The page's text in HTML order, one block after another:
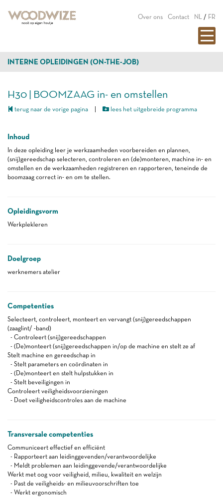
Over ons Contact NL / FR
INTERNE OPLEIDINGEN (ON-THE-JOB)
H30 | BOOMZAAG in- en omstellen
terug naar de vorige pagina lees het uitgebreide programma
Inhoud
In deze opleiding leer je werkzaamheden voorbereiden en plannen,
(snij)gereedschap selecteren, controleren en (de)monteren, machine in- en
omstellen en de werkzaamheden registreren en rapporteren, teneinde de
boomzaag correct in- en om te stellen.
Opleidingsvorm
Werkplekleren
Doelgroep
werknemers atelier
Competenties
Selecteert, controleert, monteert en vervangt (snij)gereedschappen
(zaaglint/ -band)
- Controleert (snij)gereedschappen
- (De)monteert (snij)gereedschappen in/op de machine en stelt ze af
Stelt machine en gereedschap in
- Stelt parameters en coördinaten in
- (De)monteert en stelt hulpstukken in
- Stelt beveiligingen in
Controleert veiligheidsvoorzieningen
- Doet veiligheidscontroles aan de machine
Transversale competenties
Communiceert effectief en efficiënt
- Rapporteert aan leidinggevenden/verantwoordelijke
- Meldt problemen aan leidinggevende/verantwoordelijke
Werkt met oog voor veiligheid, milieu, kwaliteit en welzijn
- Past de veiligheids- en milieuvoorschriften toe
- Werkt ergonomisch